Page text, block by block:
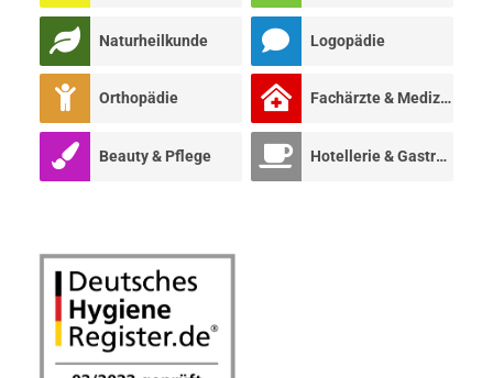
Naturheilkunde Logopädie
Orthopädie Fachärzte & Mediziner
Beauty & Pflege Hotellerie & Gastronomie